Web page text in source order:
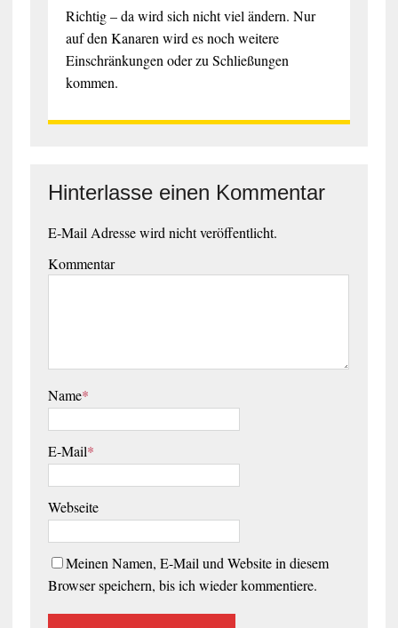
Richtig – da wird sich nicht viel ändern. Nur
auf den Kanaren wird es noch weitere
Einschränkungen oder zu Schließungen
kommen.
Hinterlasse einen Kommentar
E-Mail Adresse wird nicht veröffentlicht.
Kommentar
Name*
E-Mail*
Webseite
Meinen Namen, E-Mail und Website in diesem
Browser speichern, bis ich wieder kommentiere.